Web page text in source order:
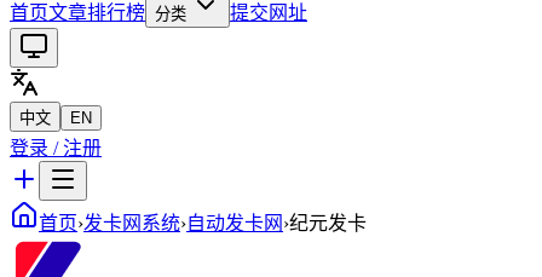
首页文章排行榜 分类 提交网址
中文 EN
登录 / 注册
首页›发卡网系统›自动发卡网 ›纪元发卡